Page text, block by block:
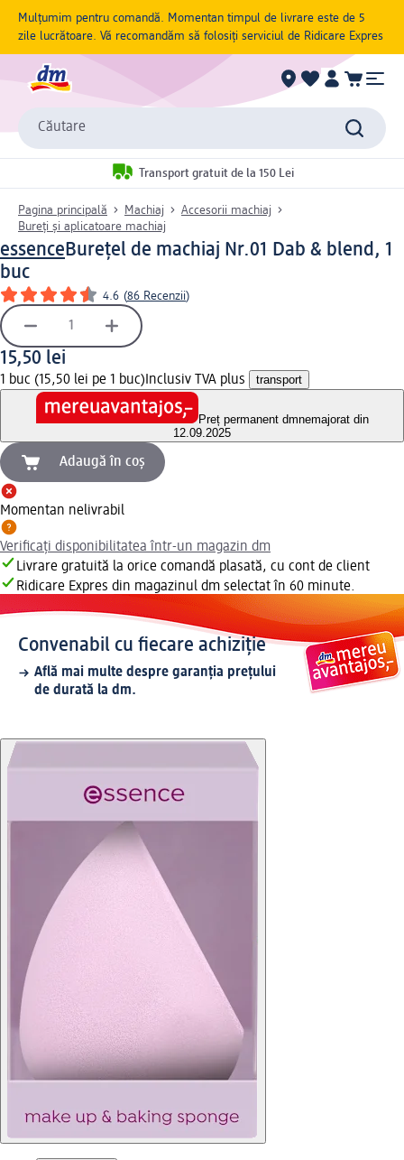
Mulțumim pentru comandă. Momentan timpul de livrare este de 5
zile lucrătoare. Vă recomandăm să folosiți serviciul de Ridicare Expres
Căutare
Transport gratuit de la 150 Lei
Pagina principală Machiaj
Accesorii machiaj
Bureți și aplicatoare machiaj
essenceBurețel de machiaj Nr.01 Dab & blend, 1
buc
4.6 (86 Recenzii)
15,50 lei
1 buc (15,50 lei pe 1 buc) Inclusiv TVA plus transport
Preț permanent dmnemajorat din
12.09.2025
Adaugă în coș
Momentan nelivrabil
Verificați disponibilitatea într-un magazin dm
Livrare gratuită la orice comandă plasată, cu cont de client
Ridicare Expres din magazinul dm selectat în 60 minute.
Convenabil cu fiecare achiziție
Află mai multe despre garanția prețului
de durată la dm.